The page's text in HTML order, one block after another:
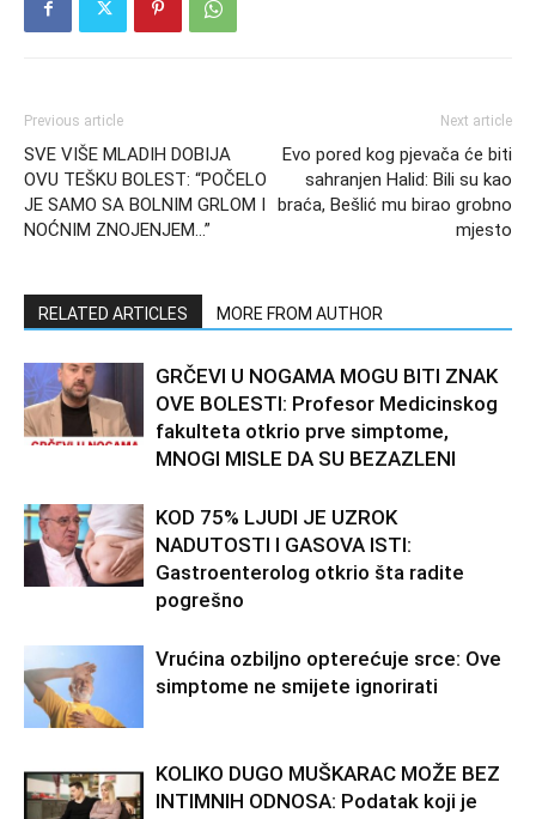
Previous article
SVE VIŠE MLADIH DOBIJA
OVU TEŠKU BOLEST: “POČELO
JE SAMO SA BOLNIM GRLOM I
NOĆNIM ZNOJENJEM…”
Next article
Evo pored kog pjevača će biti
sahranjen Halid: Bili su kao
braća, Bešlić mu birao grobno
mjesto
RELATED ARTICLES MORE FROM AUTHOR
GRČEVI U NOGAMA MOGU BITI ZNAK
OVE BOLESTI: Profesor Medicinskog
fakulteta otkrio prve simptome,
MNOGI MISLE DA SU BEZAZLENI
KOD 75% LJUDI JE UZROK
NADUTOSTI I GASOVA ISTI:
Gastroenterolog otkrio šta radite
pogrešno
Vrućina ozbiljno opterećuje srce: Ove
simptome ne smijete ignorirati
KOLIKO DUGO MUŠKARAC MOŽE BEZ
INTIMNIH ODNOSA: Podatak koji je